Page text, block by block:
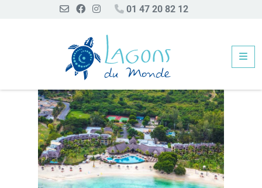
01 47 20 82 12
Flic en Flac – Hôtel Sands Suites Resort & Spa